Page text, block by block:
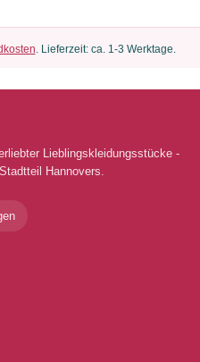
. Lieferzeit: ca. 1-3 Werktage.
Lieblingskleidungsstücke -
Hannovers.